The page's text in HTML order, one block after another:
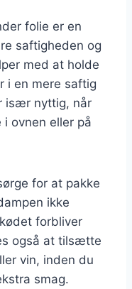
folie er en
saftigheden og
med at holde
i en mere saftig
især nyttig, når
ovnen eller på
for at pakke
ikke
forbliver
også at tilsætte
vin, inden du
smag.